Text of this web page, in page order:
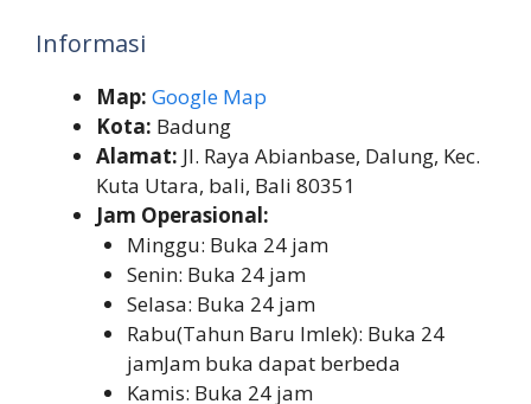
Informasi
Map: Google Map
Kota: Badung
Alamat: Jl. Raya Abianbase, Dalung, Kec.
Kuta Utara, bali, Bali 80351
Jam Operasional:
Minggu: Buka 24 jam
Senin: Buka 24 jam
Selasa: Buka 24 jam
Rabu(Tahun Baru Imlek): Buka 24
jamJam buka dapat berbeda
Kamis: Buka 24 jam